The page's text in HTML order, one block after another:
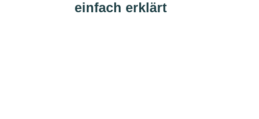
einfach erklärt